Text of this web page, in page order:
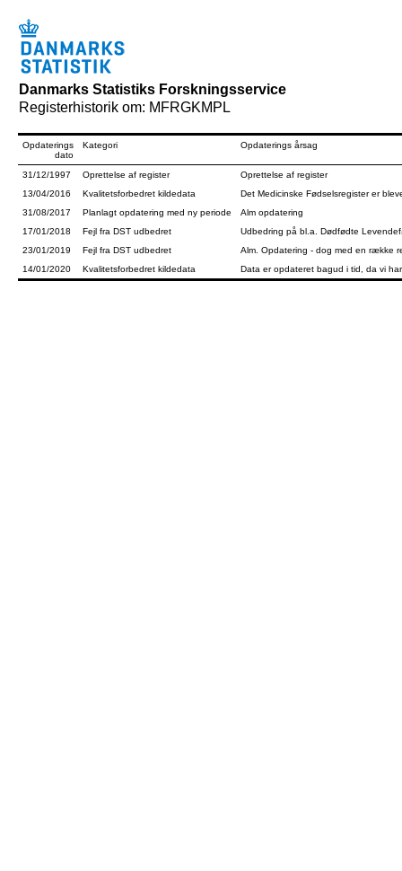
Danmarks Statistiks Forskningsservice
Registerhistorik om: MFRGKMPL
Opdaterings
dato
Kategori Opdaterings årsag
31/12/1997 Oprettelse af register
Oprettelse af register
13/04/2016
Kvalitetsforbedret kildedata
Det Medicinske Fødselsregister er
31/08/2017
Planlagt opdatering med ny periode
Alm opdatering
17/01/2018
Fejl fra DST udbedret
Udbedring på bl.a. Dødfødte
23/01/2019
Fejl fra DST udbedret
Alm. Opdatering - dog med en række
14/01/2020
Kvalitetsforbedret kildedata Data er opdateret bagud i tid, da vi